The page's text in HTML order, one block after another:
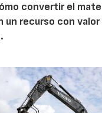
convertir el
un recurso con valor